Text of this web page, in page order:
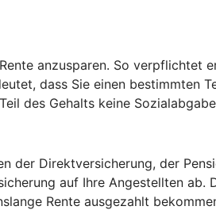
anzusparen. So verpflichtet
dass Sie einen bestimmten
des Gehalts keine
der Direktversicherung, der
auf Ihre Angestellten ab.
Rente ausgezahlt